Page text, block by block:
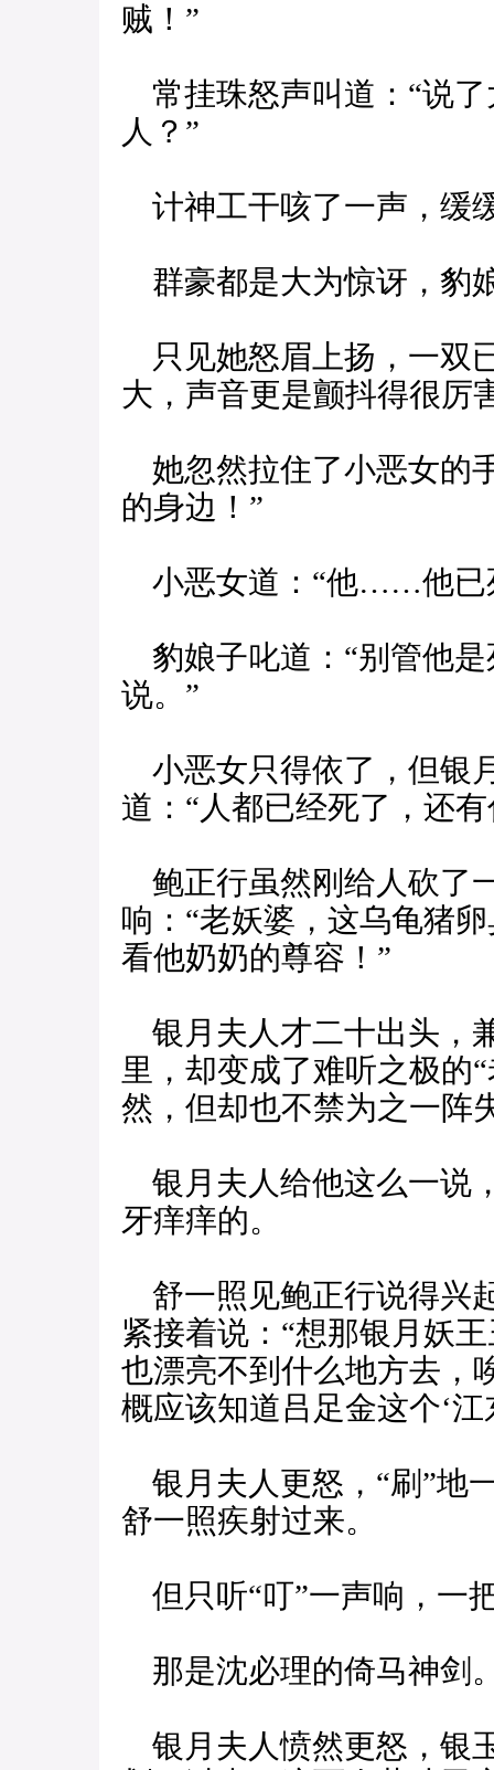
贼！”
常挂珠怒声叫道：“说
人？”
计神工干咳了一声，缓
群豪都是大为惊讶，豹
只见她怒眉上扬，一双
大，声音更是颤抖得很厉
她忽然拉住了小恶女的
的身边！”
小恶女道：“他……他
豹娘子叱道：“别管他
说。”
小恶女只得依了，但银
道：“人都已经死了，还
鲍正行虽然刚给人砍了
响：“老妖婆，这乌龟猪
看他奶奶的尊容！”
银月夫人才二十出头，
里，却变成了难听之极的
然，但却也不禁为之一阵
银月夫人给他这么一说
牙痒痒的。
舒一照见鲍正行说得兴
紧接着说：“想那银月妖
也漂亮不到什么地方去，
概应该知道吕足金这个‘
银月夫人更怒，“刷”地
舒一照疾射过来。
但只听“叮”一声响，一
那是沈必理的倚马神剑
银月夫人愤然更怒，银